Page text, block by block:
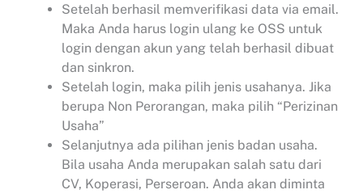
Setelah berhasil memverifikasi data via email.
Maka Anda harus login ulang ke OSS untuk
login dengan akun yang telah berhasil dibuat
dan sinkron.
Setelah login, maka pilih jenis usahanya. Jika
berupa Non Perorangan, maka pilih “Perizinan
Usaha”
Selanjutnya ada pilihan jenis badan usaha.
Bila usaha Anda merupakan salah satu dari
CV, Koperasi, Perseroan. Anda akan diminta